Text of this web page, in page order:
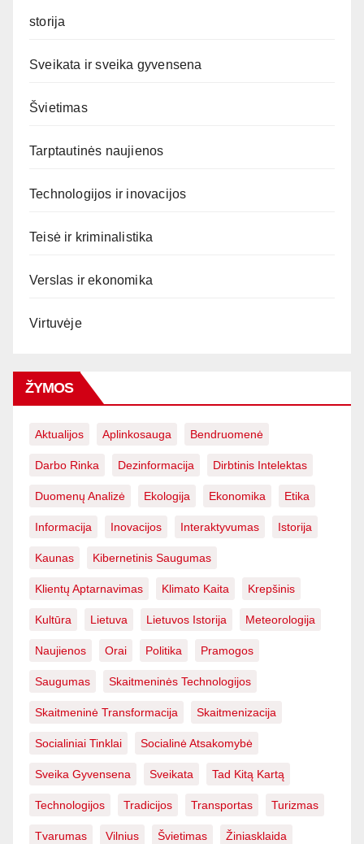
storija
Sveikata ir sveika gyvensena
Švietimas
Tarptautinės naujienos
Technologijos ir inovacijos
Teisė ir kriminalistika
Verslas ir ekonomika
Virtuvėje
ŽYMOS
Aktualijos Aplinkosauga Bendruomenė
Darbo Rinka Dezinformacija Dirbtinis Intelektas
Duomenų Analizė Ekologija Ekonomika Etika
Informacija Inovacijos Interaktyvumas Istorija
Kaunas Kibernetinis Saugumas
Klientų Aptarnavimas Klimato Kaita Krepšinis
Kultūra Lietuva Lietuvos Istorija Meteorologija
Naujienos Orai Politika Pramogos
Saugumas Skaitmeninės Technologijos
Skaitmeninė Transformacija Skaitmenizacija
Socialiniai Tinklai Socialinė Atsakomybė
Sveika Gyvensena Sveikata Tad Kitą Kartą
Technologijos Tradicijos Transportas Turizmas
Tvarumas Vilnius Švietimas Žiniasklaida